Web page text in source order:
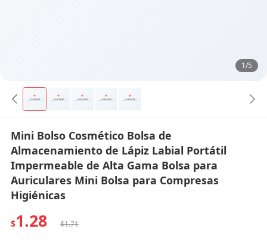
1/5
Mini Bolso Cosmético Bolsa de
Almacenamiento de Lápiz Labial Portátil
Impermeable de Alta Gama Bolsa para
Auriculares Mini Bolsa para Compresas
Higiénicas
$1.28 $1.71